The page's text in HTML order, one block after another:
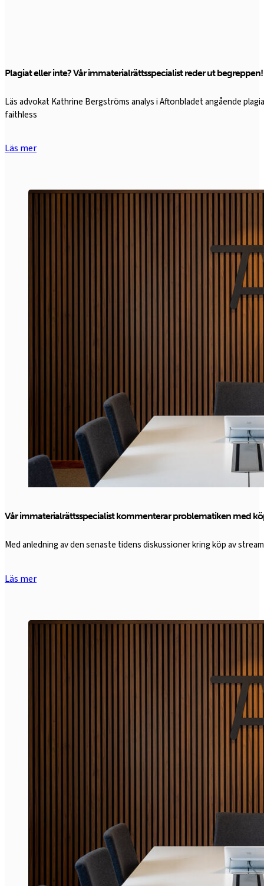
Plagiat eller inte? Vår immaterialrättsspecialist reder ut begreppen!
Läs advokat Kathrine Bergströms analys i Aftonbladet angående
faithless
Läs mer
Vår immaterialrättsspecialist kommenterar problematiken med
Med anledning av den senaste tidens diskussioner kring köp av
Läs mer